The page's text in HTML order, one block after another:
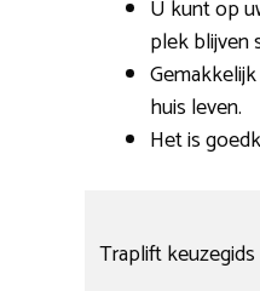
U kunt op
plek blijven
huis leven.
Het is
Traplift keuzegids